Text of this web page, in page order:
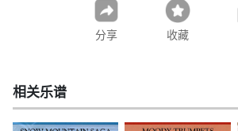
分享 收藏
相关乐谱